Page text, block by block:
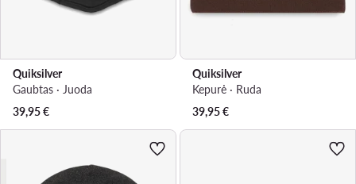
Quiksilver
Gaubtas · Juoda
39,95€
Quiksilver
Kepurė · Ruda
39,95€